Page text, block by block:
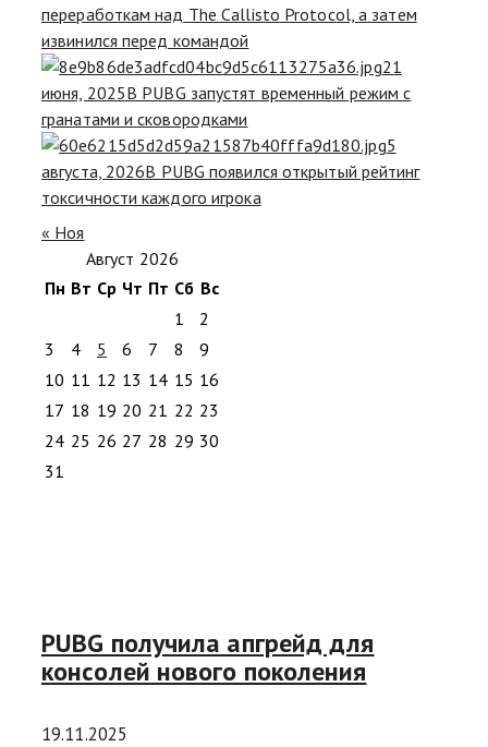
переработкам над The Callisto Protocol, а затем
извинился перед командой
21
июня, 2025В PUBG запустят временный режим с
гранатами и сковородками
5
августа, 2026В PUBG появился открытый рейтинг
токсичности каждого игрока
« Ноя
Август 2026
Пн Вт Ср Чт Пт Сб Вс
1
2
3
4 5 6 7 8
9
10 11 12 13 14 15 16
17 18 19 20 21 22 23
24 25 26 27 28 29 30
31
PUBG получила апгрейд для
консолей нового поколения
19.11.2025